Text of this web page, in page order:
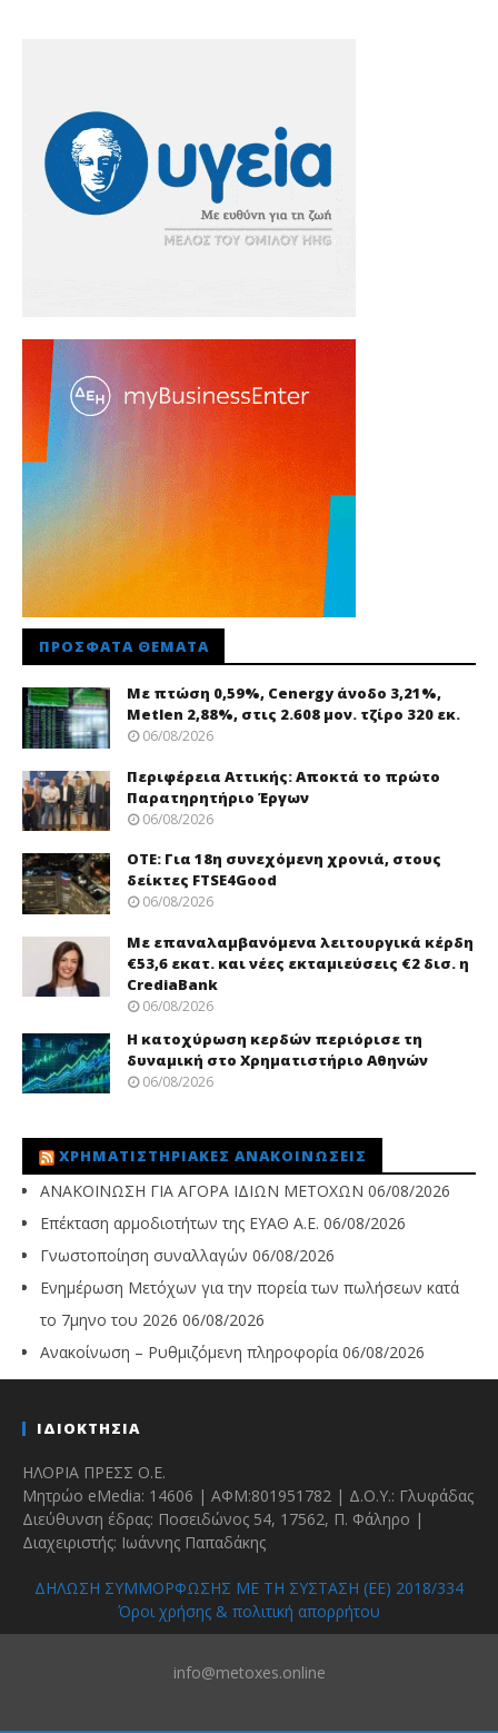
ΠΡΌΣΦΑΤΑ ΘΈΜΑΤΑ
Με πτώση 0,59%, Cenergy άνοδο 3,21%,
Metlen 2,88%, στις 2.608 μον. τζίρο 320 εκ.
06/08/2026
Περιφέρεια Αττικής: Αποκτά το πρώτο
Παρατηρητήριο Έργων
06/08/2026
ΟΤΕ: Για 18η συνεχόμενη χρονιά, στους
δείκτες FTSE4Good
06/08/2026
Με επαναλαμβανόμενα λειτουργικά κέρδη
€53,6 εκατ. και νέες εκταμιεύσεις €2 δισ. η
CrediaBank
06/08/2026
Η κατοχύρωση κερδών περιόρισε τη
δυναμική στο Χρηματιστήριο Αθηνών
06/08/2026
ΧΡΗΜΑΤΙΣΤΗΡΙΑΚΈΣ ΑΝΑΚΟΙΝΏΣΕΙΣ
ΑΝΑΚΟΙΝΩΣΗ ΓΙΑ ΑΓΟΡΑ ΙΔΙΩΝ ΜΕΤΟΧΩΝ 06/08/2026
Επέκταση αρμοδιοτήτων της ΕΥΑΘ Α.Ε. 06/08/2026
Γνωστοποίηση συναλλαγών 06/08/2026
Ενημέρωση Μετόχων για την πορεία των πωλήσεων κατά
το 7μηνο του 2026 06/08/2026
Ανακοίνωση – Ρυθμιζόμενη πληροφορία 06/08/2026
ΙΔΙΟΚΤΗΣΙΑ
ΗΛΟΡΙΑ ΠΡΕΣΣ Ο.Ε.
Μητρώο eMedia: 14606 | ΑΦΜ:801951782 | Δ.Ο.Υ.: Γλυφάδας
Διεύθυνση έδρας: Ποσειδώνος 54, 17562, Π. Φάληρο |
Διαχειριστής: Ιωάννης Παπαδάκης
ΔΗΛΩΣΗ ΣΥΜΜΟΡΦΩΣΗΣ ΜΕ ΤΗ ΣΥΣΤΑΣΗ (ΕΕ) 2018/334
Όροι χρήσης & πολιτική απορρήτου
info@metoxes.online